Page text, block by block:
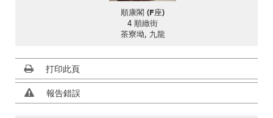
順康閣 (F座)
4 順緻街
茶寮坳, 九龍
打印此頁
報告錯誤